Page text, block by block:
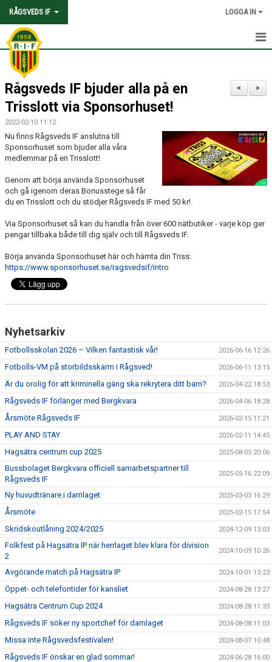
RÅGSVEDS IF LOGGA IN
HEM
KONTAKT
OM FÖRENINGEN
AVGIFTER
TRYGGHET OCH VÄRDEGRUND
KNATTEFOTBOLLSSKOLA
PARTNERSKAP & SPONSRING
SOCIAL HÅLLBARHET
FONDER
>
<
Rågsveds IF bjuder alla på en
Trisslott via Sponsorhuset!
2022-02-10 11:12
Nu finns Rågsveds IF anslutna till
Sponsorhuset som bjuder alla våra
medlemmar på en Trisslott!
Genom att börja använda Sponsorhuset
och gå igenom deras Bonusstege så får
du en Trisslott och du stödjer Rågsveds IF med 50 kr!
Via Sponsorhuset så kan du handla från över 600 nätbutiker - varje köp ger
pengar tillbaka både till dig själv och till Rågsveds IF.
Börja använda Sponsorhuset här och hämta din Triss:
https://www.sponsorhuset.se/ragsvedsif/intro
Nyhetsarkiv
Fotbollsskolan 2026 – Vilken fantastisk vår! 2026-06-16 12:26
Fotbolls-VM på storbildsskärm i Rågsved! 2026-06-11 13:15
Är du orolig för att kriminella gäng ska rekrytera ditt barn? 2026-04-22 18:53
Rågsveds IF förlänger med Bergkvara 2026-04-06 18:28
Årsmöte Rågsveds IF 2026-02-15 11:21
PLAY AND STAY 2026-02-11 14:45
Hagsätra centrum cup 2025 2025-08-05 20:06
Bussbolaget Bergkvara officiell samarbetspartner till
Rågsveds IF
2025-05-16 22:09
Ny huvudtränare i damlaget 2025-03-03 16:29
Årsmöte 2025-02-15 17:54
Skridskoutlåning 2024/2025 2024-12-09 13:03
Folkfest på Hagsätra IP när herrlaget blev klara för division
2
2024-10-09 10:26
Avgörande match på Hagsätra IP 2024-10-01 13:23
Öppet- och telefontider för kansliet 2024-08-28 13:27
Hagsätra Centrum Cup 2024 2024-08-28 11:33
Rågsveds IF söker ny sportchef för damlaget 2024-08-08 11:03
Missa inte Rågsvedsfestivalen! 2024-08-07 10:48
Rågsveds IF önskar en glad sommar! 2024-06-28 16:00